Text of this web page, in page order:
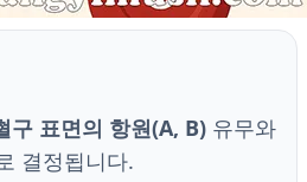
구 표면의 항원(A, B) 유무와
결정됩니다.